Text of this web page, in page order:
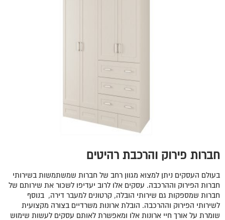
חברות פירוק והרכבת רהיטים
בעולם העסקים ניתן למצוא מגוון רחב של חברות שמשתמשות בשירותי
חברות הפירוק וההרכבה. עסקים אלו לרוב יעדיפו לשכור את שירותם של
חברות שמספקות גם שירותי הובלה, קרטונים למעבר דירה, בנוסף
לשירותי הפירוק וההרכבה. הובלת ארונות משרדיים בצורה מקצועית
שומרת על אורך חיי ארונות אלו ומאפשרת לאותם עסקים לעשות שימוש